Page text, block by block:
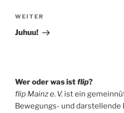
Nächster
Beitrag
WEITER
Juhuu!
Wer oder was istflip?
flip Mainz e. V. ist ein
Bewegungs- und darstellende